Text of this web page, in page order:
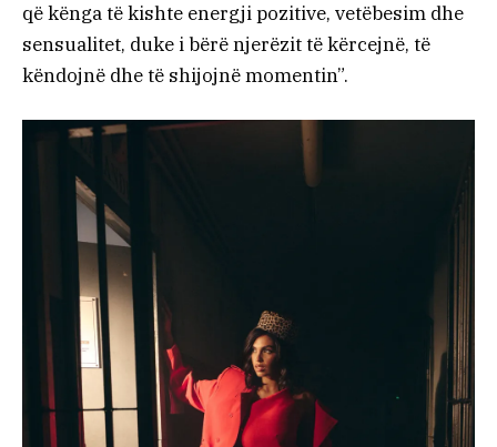
që kënga të kishte energji pozitive, vetëbesim dhe
sensualitet, duke i bërë njerëzit të kërcejnë, të
këndojnë dhe të shijojnë momentin”.